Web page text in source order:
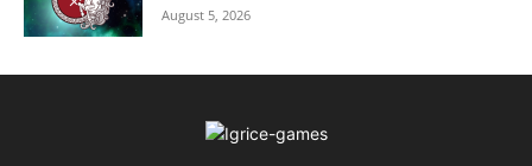
August 5, 2026